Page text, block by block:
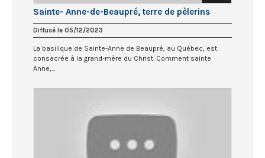
Sainte- Anne-de-Beaupré, terre de pèlerins
Diffusé le 05/12/2023
La basilique de Sainte-Anne de Beaupré, au Québec, est
consacrée à la grand-mère du Christ. Comment sainte
Anne,...